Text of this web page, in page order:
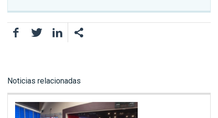
FacebookTwitter LinkedIn
Noticias relacionadas